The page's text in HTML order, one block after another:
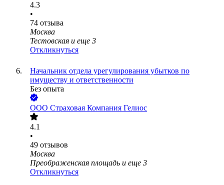
4.3
•
74 отзыва
Москва
Тестовская и еще 3
Откликнуться
Начальник отдела урегулирования убытков по
имуществу и ответственности
Без опыта
ООО Страховая Компания Гелиос
4.1
•
49 отзывов
Москва
Преображенская площадь и еще 3
Откликнуться